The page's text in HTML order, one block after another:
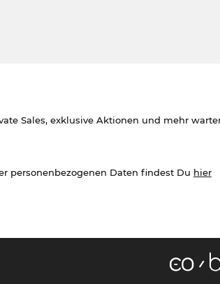
Sales, exklusive Aktionen und mehr
personenbezogenen Daten findest Du hier